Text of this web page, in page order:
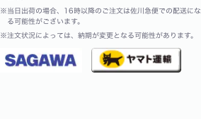
※ 当日出荷の場合、16時以降のご注文は佐川急便での配送にな
る可能性がございます。
※注文状況によっては、納期が変更となる可能性があります。